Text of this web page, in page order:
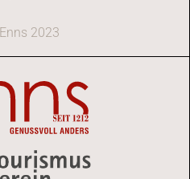
2023